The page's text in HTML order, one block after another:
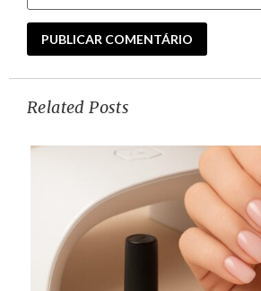
Related Posts